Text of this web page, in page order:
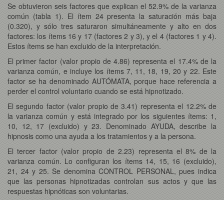
Se obtuvieron seis factores que explican el 52.9% de la varianza
común (tabla 1). El ítem 24 presenta la saturación más baja
(0.320), y sólo tres saturaron simultáneamente y alto en dos
factores: los ítems 16 y 17 (factores 2 y 3), y el 4 (factores 1 y 4).
Estos ítems se han excluido de la interpretación.
El primer factor (valor propio de 4.86) representa el 17.4% de la
varianza común, e incluye los ítems 7, 11, 18, 19, 20 y 22. Este
factor se ha denominado AUTÓMATA, porque hace referencia a
perder el control voluntario cuando se está hipnotizado.
El segundo factor (valor propio de 3.41) representa el 12.2% de
la varianza común y está integrado por los siguientes ítems: 1,
10, 12, 17 (excluido) y 23. Denominado AYUDA, describe la
hipnosis como una ayuda a los tratamientos y a la persona.
El tercer factor (valor propio de 2.23) representa el 8% de la
varianza común. Lo configuran los ítems 14, 15, 16 (excluido),
21, 24 y 25. Se denomina CONTROL PERSONAL, pues indica
que las personas hipnotizadas controlan sus actos y que las
respuestas hipnóticas son voluntarias.